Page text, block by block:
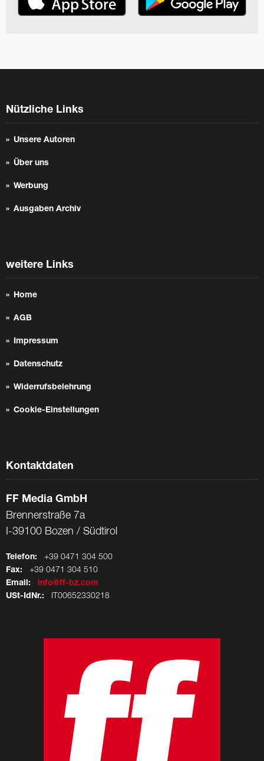
Nützliche Links
Unsere Autoren
Über uns
Werbung
Ausgaben Archiv
weitere Links
Home
AGB
Impressum
Datenschutz
Widerrufsbelehrung
Cookie-Einstellungen
Kontaktdaten
FF Media GmbH
Brennerstraße 7a
I-39100 Bozen / Südtirol
Telefon: +39 0471 304 500
Fax: +39 0471 304 510
Email:
info@ff-bz.com
USt-IdNr.: IT00652330218